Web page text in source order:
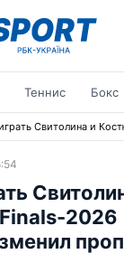
Теннис Бокс
Свитолина и
2026